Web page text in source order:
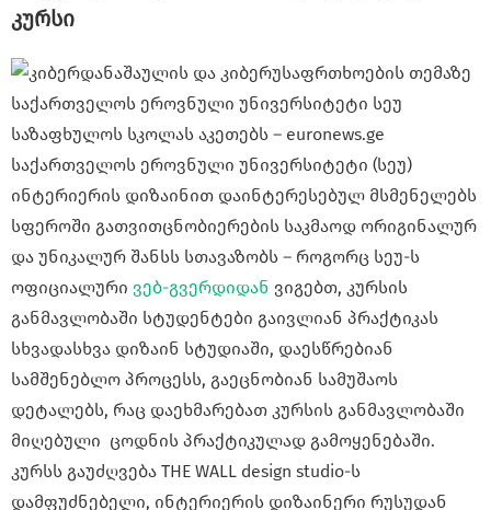
კურსი
საქართველოს ეროვნული უნივერსიტეტი (სეუ)
ინტერიერის დიზაინით დაინტერესებულ მსმენელებს
სფეროში გათვითცნობიერების საკმაოდ ორიგინალურ
და უნიკალურ შანსს სთავაზობს – როგორც სეუ-ს
ოფიციალური ვებ-გვერდიდან ვიგებთ, კურსის
განმავლობაში სტუდენტები გაივლიან პრაქტიკას
სხვადასხვა დიზაინ სტუდიაში, დაესწრებიან
სამშენებლო პროცესს, გაეცნობიან სამუშაოს
დეტალებს, რაც დაეხმარებათ კურსის განმავლობაში
მიღებული ცოდნის პრაქტიკულად გამოყენებაში.
კურსს გაუძღვება THE WALL design studio-ს
დამფუძნებელი, ინტერიერის დიზაინერი რუსუდან